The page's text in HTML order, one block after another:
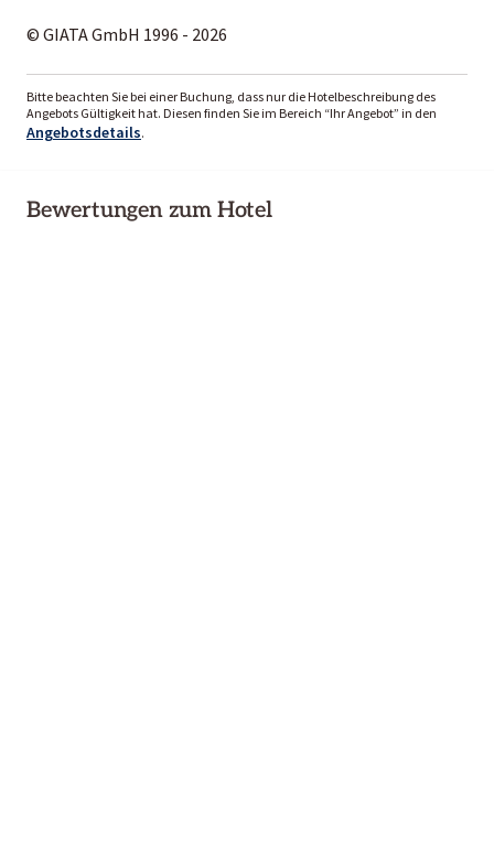
© GIATA GmbH 1996 - 2026
Bitte beachten Sie bei einer Buchung, dass nur die Hotelbeschreibung des
Angebots Gültigkeit hat. Diesen finden Sie im Bereich “Ihr Angebot” in den
Angebotsdetails.
Bewertungen zum Hotel